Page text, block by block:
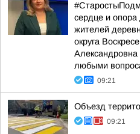
сердце и
жителей
округа
Александровна
любыми
09:21
Объезд
09:21